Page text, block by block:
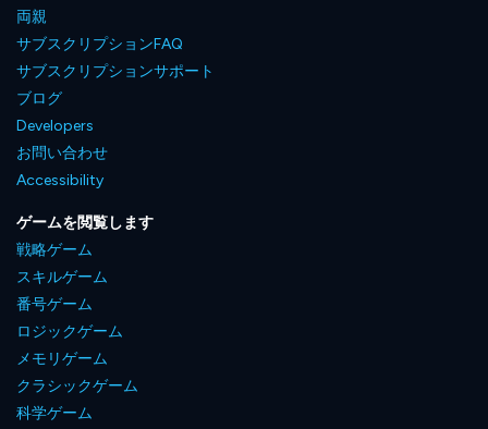
両親
サブスクリプションFAQ
サブスクリプションサポート
ブログ
Developers
お問い合わせ
Accessibility
ゲームを閲覧します
戦略ゲーム
スキルゲーム
番号ゲーム
ロジックゲーム
メモリゲーム
クラシックゲーム
科学ゲーム